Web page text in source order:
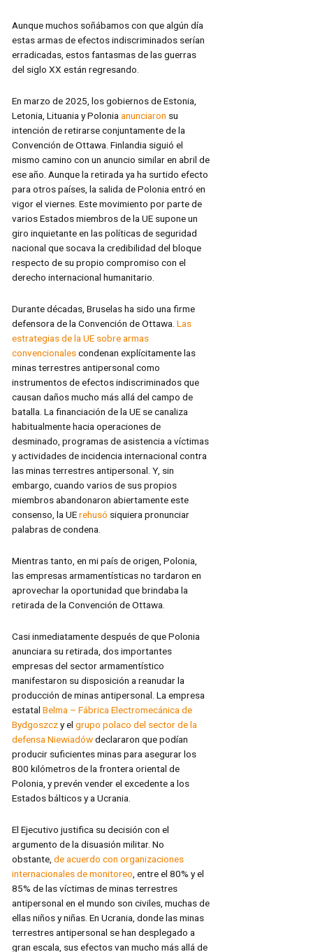
Aunque muchos soñábamos con que algún día
estas armas de efectos indiscriminados serían
erradicadas, estos fantasmas de las guerras
del siglo XX están regresando.
En marzo de 2025, los gobiernos de Estonia,
Letonia, Lituania y Poloniaanunciaron su
intención de retirarse conjuntamente de la
Convención de Ottawa. Finlandia siguió el
mismo camino con un anuncio similar en abril de
ese año. Aunque la retirada ya ha surtido efecto
para otros países, la salida de Polonia entró en
vigor el viernes. Este movimiento por parte de
varios Estados miembros de la UE supone un
giro inquietante en las políticas de seguridad
nacional que socava la credibilidad del bloque
respecto de su propio compromiso con el
derecho internacional humanitario.
Durante décadas, Bruselas ha sido una firme
defensora de la Convención de Ottawa.Las
estrategias de la UE sobre armas
convencionalescondenan explícitamente las
minas terrestres antipersonal como
instrumentos de efectos indiscriminados que
causan daños mucho más allá del campo de
batalla. La financiación de la UE se canaliza
habitualmente hacia operaciones de
desminado, programas de asistencia a víctimas
y actividades de incidencia internacional contra
las minas terrestres antipersonal. Y, sin
embargo, cuando varios de sus propios
miembros abandonaron abiertamente este
consenso, la UErehusó siquiera pronunciar
palabras de condena.
Mientras tanto, en mi país de origen, Polonia,
las empresas armamentísticas no tardaron en
aprovechar la oportunidad que brindaba la
retirada de la Convención de Ottawa.
Casi inmediatamente después de que Polonia
anunciara su retirada, dos importantes
empresas del sector armamentístico
manifestaron su disposición a reanudar la
producción de minas antipersonal. La empresa
estatalBelma – Fábrica Electromecánica de
Bydgoszczy elgrupo polaco del sector de la
defensa Niewiadówdeclararon que podían
producir suficientes minas para asegurar los
800 kilómetros de la frontera oriental de
Polonia, y prevén vender el excedente a los
Estados bálticos y a Ucrania.
El Ejecutivo justifica su decisión con el
argumento de la disuasión militar. No
obstante,de acuerdo con organizaciones
internacionales de monitoreo , entre el 80% y el
85% de las víctimas de minas terrestres
antipersonal en el mundo son civiles, muchas de
ellas niños y niñas. En Ucrania, donde las minas
terrestres antipersonal se han desplegado a
gran escala, sus efectos van mucho más allá de